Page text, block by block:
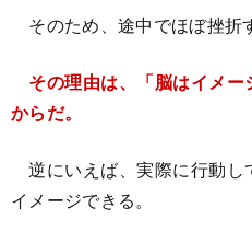
そのため、途中でほぼ挫折
その理由は、「脳はイメー
からだ。
逆にいえば、実際に行動し
イメージできる。